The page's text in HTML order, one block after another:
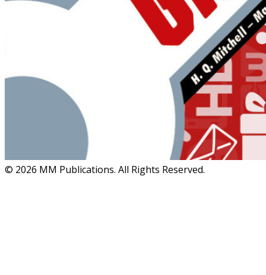
© 2026 MM Publications. All Rights Reserved.